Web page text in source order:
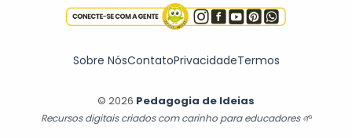
Sobre NósContatoPrivacidadeTermos
© 2026 Pedagogia de Ideias
Recursos digitais criados com carinho para educadores 🌱